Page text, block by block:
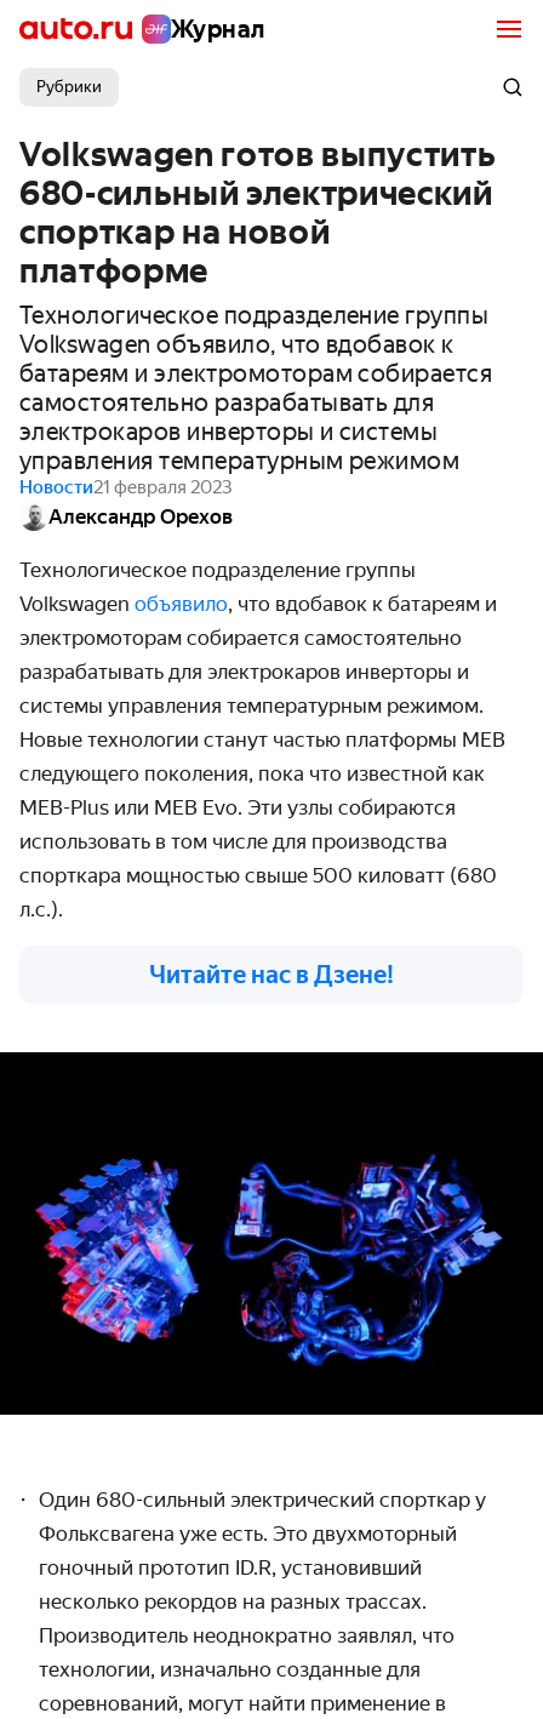
Журнал
Рубрики
Volkswagen готов выпустить
680-сильный электрический
спорткар на новой
платформе
Технологическое подразделение группы
Volkswagen объявило, что вдобавок к
батареям и электромоторам собирается
самостоятельно разрабатывать для
электрокаров инверторы и системы
управления температурным режимом
Новости21 февраля 2023
Александр Орехов
Технологическое подразделение группы
Volkswagen объявило, что вдобавок к батареям и
электромоторам собирается самостоятельно
разрабатывать для электрокаров инверторы и
системы управления температурным режимом.
Новые технологии станут частью платформы MEB
следующего поколения, пока что известной как
MEB-Plus или MEB Evo. Эти узлы собираются
использовать в том числе для производства
спорткара мощностью свыше 500 киловатт (680
л.с.).
Читайте нас в Дзене!
Один 680-сильный электрический спорткар у
Фольксвагена уже есть. Это двухмоторный
гоночный прототип ID.R, установивший
несколько рекордов на разных трассах.
Производитель неоднократно заявлял, что
технологии, изначально созданные для
соревнований, могут найти применение в